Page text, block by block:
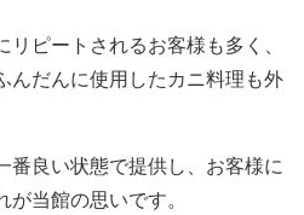
ピートされるお客様も多く、
んだんに使用したカニ料理も外
番良い状態で提供し、お客様に
当館の思いです。